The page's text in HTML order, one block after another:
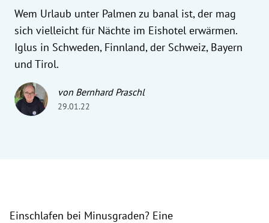
Untermenü
Wem Urlaub unter Palmen zu banal ist, der mag
sich vielleicht für Nächte im Eishotel erwärmen.
Iglus in Schweden, Finnland, der Schweiz, Bayern
und Tirol.
von Bernhard Praschl
29.01.22
Einschlafen bei Minusgraden? Eine